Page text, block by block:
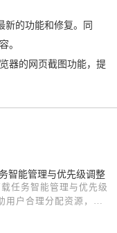
新的功能和修复。同
。
器的网页截图功能，提
智能管理与优先级调整
任务智能管理与优先级
用户合理分配资源，提